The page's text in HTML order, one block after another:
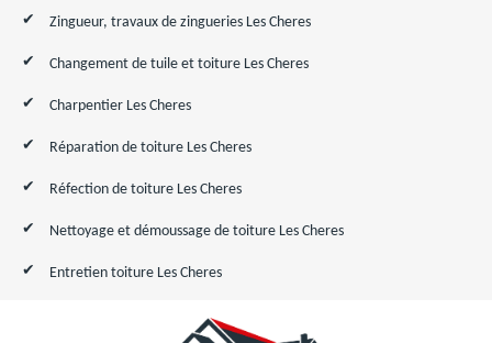
Zingueur, travaux de zingueries Les Cheres
Changement de tuile et toiture Les Cheres
Charpentier Les Cheres
Réparation de toiture Les Cheres
Réfection de toiture Les Cheres
Nettoyage et démoussage de toiture Les Cheres
Entretien toiture Les Cheres